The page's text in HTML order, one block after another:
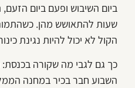
שעות להתאושש מהן.
הקול לא יכול להיות נגינת
כך גם לגבי מה שקורה
השבוע חבר בכיר במחנה